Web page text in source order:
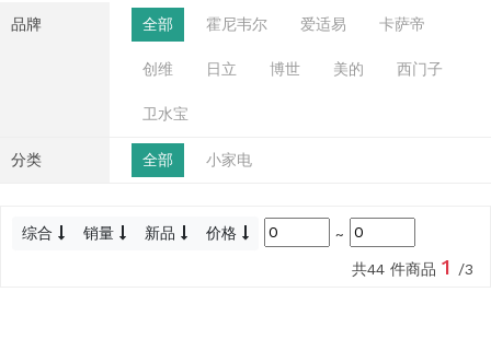
品牌 全部 霍尼韦尔 爱适易 卡萨帝
创维 日立 博世 美的 西门子
卫水宝
分类 全部 小家电
综合 销量 新品 价格
~
共44 件商品 1 /3